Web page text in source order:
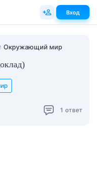
Окружающий мир
1 ответ
Вход